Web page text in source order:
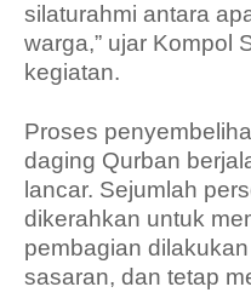
silaturahmi antara
warga,” ujar Kompol
kegiatan.
Proses
daging Qurban
lancar. Sejumlah
dikerahkan untuk
pembagian
sasaran, dan tetap